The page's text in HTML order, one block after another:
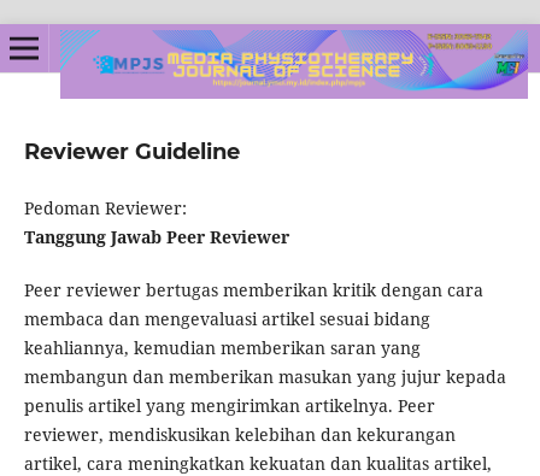
Reviewer Guideline
Pedoman Reviewer:
Tanggung Jawab Peer Reviewer
Peer reviewer bertugas memberikan kritik dengan cara
membaca dan mengevaluasi artikel sesuai bidang
keahliannya, kemudian memberikan saran yang
membangun dan memberikan masukan yang jujur kepada
penulis artikel yang mengirimkan artikelnya. Peer
reviewer, mendiskusikan kelebihan dan kekurangan
artikel, cara meningkatkan kekuatan dan kualitas artikel,